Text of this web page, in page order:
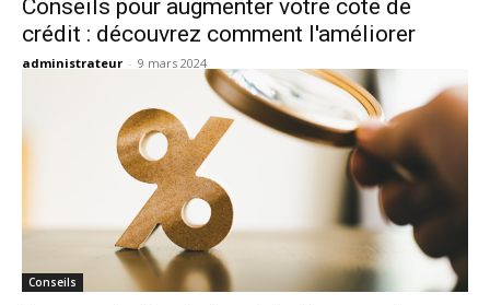
Conseils pour augmenter votre cote de
crédit : découvrez comment l'améliorer
administrateur - 9 mars 2024
Conseils